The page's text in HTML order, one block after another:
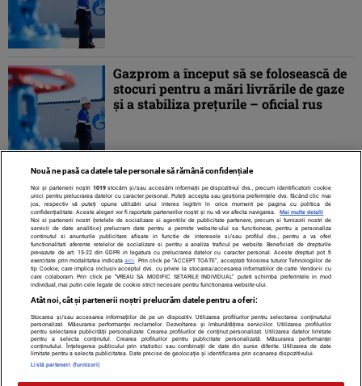
Gazprom a început să se folosească de
stocuri pentru a mări livrările de gaze
şi a stabiliza preţurile – oficial rus
1 2 3 4 »
Contact Despre noi Termeni și condiții
Citarea se poate face în limita a 250 de semne. Nici o instituţie sau persoană
Nouă ne pasă ca datele tale personale să rămână confidențiale
Noi și partenerii noștri 1019stocăm și/sau accesăm informații pe dispozitivul dvs., precum identificatorii cookie
unici pentru prelucrarea datelor cu caracter personal. Puteți accepta sau gestiona preferințele dvs. făcând clic mai
jos, respectiv vă puteți opune utilizării unui interes legitim în orice moment pe pagina cu politica de
confidențialitate. Aceste alegeri vor fi raportate partenerilor noștri și nu vă vor afecta navigarea.
Mai multe detalii
Noi si partenerii nostri (retelele de socializare si agentiile de publicitate partenere, precum si furnizorii nostri de
servicii de date analitice) prelucram date pentru a permite website-ului sa functioneze, pentru a personaliza
continutul si anunturile publicitare afisate in functie de interesele si/sau profilul dvs., pentru a va oferi
functionalitati aferente retelelor de socializare si pentru a analiza traficul pe website. Beneficiati de drepturile
prevazute de art. 15-22 din GDPR in legatura cu prelucrarea datelor cu caracter personal. Aceste drepturi pot fi
exercitate prin modalitatea indicataaici . Prin click pe “ACCEPT TOATE”, acceptati folosirea tuturor Tehnologiilor de
tip Cookie, care implica inclusiv acceptul dvs. cu privire la stocarea/accesarea informatiilor de catre Vendor-ii cu
care colaboram. Prin click pe “VREAU SA MODIFIC SETARILE INDIVIDUAL” puteti schimba preferintele in mod
individual, mai putin cele legate de cookie strict necesare pentru functionarea website-ului.
Atât noi, cât și partenerii noștri prelucrăm datele pentru a oferi:
Stocarea și/sau accesarea informațiilor de pe un dispozitiv. Utilizarea profilurilor pentru selectarea conținutului
personalizat. Măsurarea performanței reclamelor. Dezvoltarea și îmbunătățirea serviciilor. Utilizarea profilurilor
pentru selectarea publicității personalizate. Crearea profilurilor de conținut personalizat. Utilizarea datelor limitate
pentru a selecta conținutul. Crearea profilurilor pentru publicitate personalizată. Măsurarea performanței
conținutului. Înțelegerea publicului prin statistici sau combinații de date din surse diferite. Utilizarea de date
limitate pentru a selecta publicitatea. Date precise de geolocație și identificarea prin scanarea dispozitivului.
Listă parteneri (furnizori)